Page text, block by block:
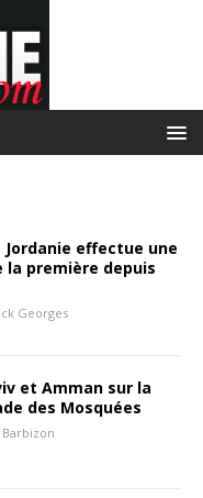
Jordanie effectue une
la première depuis
Georges
et Amman sur la
des Mosquées